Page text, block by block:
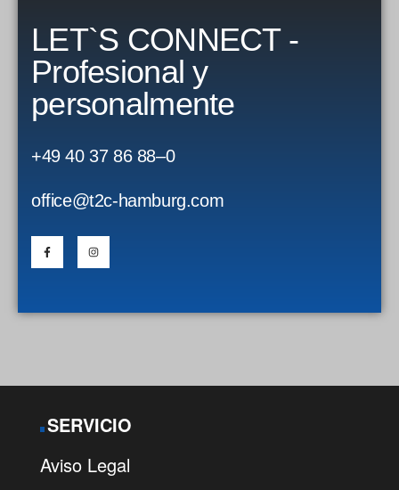
LET`S CONNECT -
Profesional y
personalmente
+49 40 37 86 88–0
office@t2c-hamburg.com
SERVICIO
Aviso Legal